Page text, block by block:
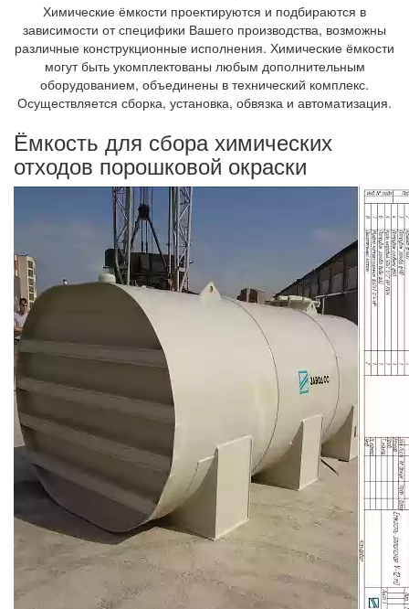
Химические ёмкости проектируются и подбираются в
зависимости от специфики Вашего производства, возможны
различные конструкционные исполнения. Химические ёмкости
могут быть укомплектованы любым дополнительным
оборудованием, объединены в технический комплекс.
Осуществляется сборка, установка, обвязка и автоматизация.
Ёмкость для сбора химических
отходов порошковой окраски